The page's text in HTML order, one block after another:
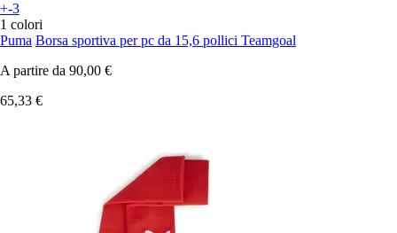
+-3
1 colori
Puma Borsa sportiva per pc da 15,6 pollici Teamgoal
A partire da 90,00 €
65,33 €